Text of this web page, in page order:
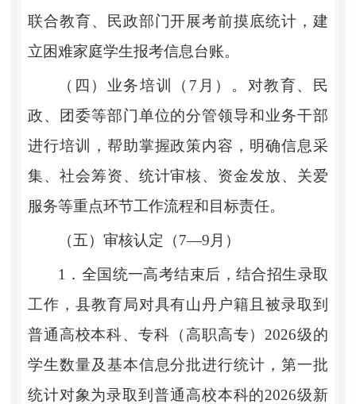
联合教育、民政部门开展考前摸底统计，建
立困难家庭学生报考信息台账。
（四）业务培训（ 7 月）。 对教育、民
政、团委等部门单位的分管领导和业务干部
进行培训，帮助掌握政策内容，明确信息采
集、社会筹资、统计审核、资金发放、关爱
服务等重点环节工作流程和目标责任。
（五）审核认定（7—9 月）
1． 全国统一高考结束后，结合招生录取
工作，县教育局对具有山丹户籍且被录取到
普通高校本科、专科（高职高专） 2026级的
学生数量及基本信息分批进行统计，第一批
统计对象为录取到普通高校本科的2026级新